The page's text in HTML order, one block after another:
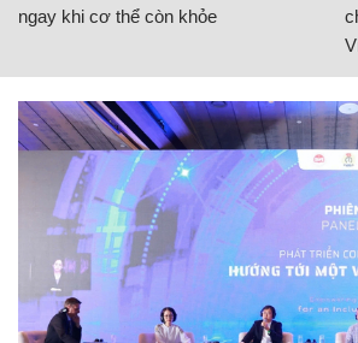
ngay khi cơ thể còn khỏe